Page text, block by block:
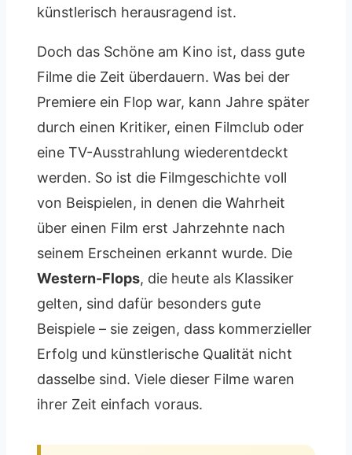
künstlerisch herausragend ist.
Doch das Schöne am Kino ist, dass gute
Filme die Zeit überdauern. Was bei der
Premiere ein Flop war, kann Jahre später
durch einen Kritiker, einen Filmclub oder
eine TV-Ausstrahlung wiederentdeckt
werden. So ist die Filmgeschichte voll
von Beispielen, in denen die Wahrheit
über einen Film erst Jahrzehnte nach
seinem Erscheinen erkannt wurde. Die
Western-Flops, die heute als Klassiker
gelten, sind dafür besonders gute
Beispiele – sie zeigen, dass kommerzieller
Erfolg und künstlerische Qualität nicht
dasselbe sind. Viele dieser Filme waren
ihrer Zeit einfach voraus.